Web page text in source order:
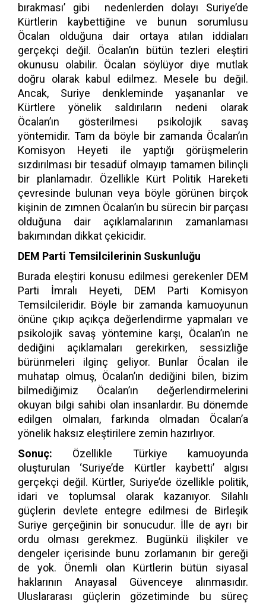
bırakması’ gibi nedenlerden dolayı Suriye’de
Kürtlerin kaybettiğine ve bunun sorumlusu
Öcalan olduğuna dair ortaya atılan iddiaları
gerçekçi değil. Öcalan’ın bütün tezleri eleştiri
okunusu olabilir. Öcalan söylüyor diye mutlak
doğru olarak kabul edilmez. Mesele bu değil.
Ancak, Suriye denkleminde yaşananlar ve
Kürtlere yönelik saldırıların nedeni olarak
Öcalan’ın gösterilmesi psikolojik savaş
yöntemidir. Tam da böyle bir zamanda Öcalan’ın
Komisyon Heyeti ile yaptığı görüşmelerin
sızdırılması bir tesadüf olmayıp tamamen bilinçli
bir planlamadır. Özellikle Kürt Politik Hareketi
çevresinde bulunan veya böyle görünen birçok
kişinin de zımnen Öcalan’ın bu sürecin bir parçası
olduğuna dair açıklamalarının zamanlaması
bakımından dikkat çekicidir.
DEM Parti Temsilcilerinin Suskunluğu
Burada eleştiri konusu edilmesi gerekenler DEM
Parti İmralı Heyeti, DEM Parti Komisyon
Temsilcileridir. Böyle bir zamanda kamuoyunun
önüne çıkıp açıkça değerlendirme yapmaları ve
psikolojik savaş yöntemine karşı, Öcalan’ın ne
dediğini açıklamaları gerekirken, sessizliğe
bürünmeleri ilginç geliyor. Bunlar Öcalan ile
muhatap olmuş, Öcalan’ın dediğini bilen, bizim
bilmediğimiz Öcalan’ın değerlendirmelerini
okuyan bilgi sahibi olan insanlardır. Bu dönemde
edilgen olmaları, farkında olmadan Öcalan’a
yönelik haksız eleştirilere zemin hazırlıyor.
Sonuç: Özellikle Türkiye kamuoyunda
oluşturulan ‘Suriye’de Kürtler kaybetti’ algısı
gerçekçi değil. Kürtler, Suriye’de özellikle politik,
idari ve toplumsal olarak kazanıyor. Silahlı
güçlerin devlete entegre edilmesi de Birleşik
Suriye gerçeğinin bir sonucudur. İlle de ayrı bir
ordu olması gerekmez. Bugünkü ilişkiler ve
dengeler içerisinde bunu zorlamanın bir gereği
de yok. Önemli olan Kürtlerin bütün siyasal
haklarının Anayasal Güvenceye alınmasıdır.
Uluslararası güçlerin gözetiminde bu süreç